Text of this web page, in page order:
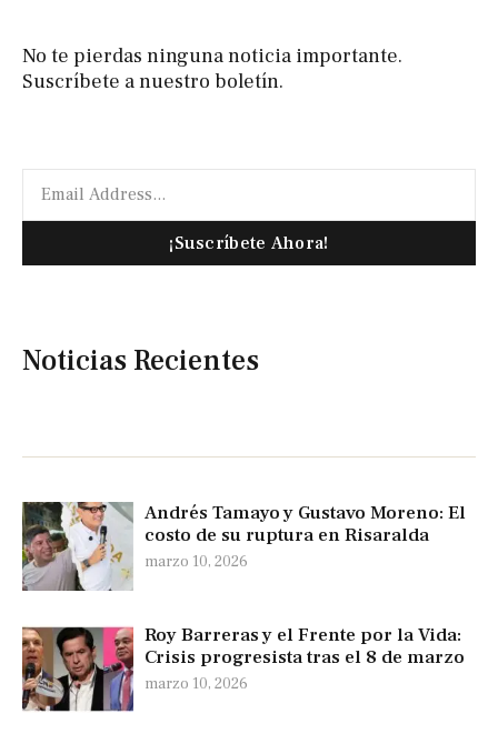
No te pierdas ninguna noticia importante.
Suscríbete a nuestro boletín.
¡Suscríbete Ahora!
Noticias Recientes
Andrés Tamayo y Gustavo Moreno: El
costo de su ruptura en Risaralda
marzo 10, 2026
Roy Barreras y el Frente por la Vida:
Crisis progresista tras el 8 de marzo
marzo 10, 2026